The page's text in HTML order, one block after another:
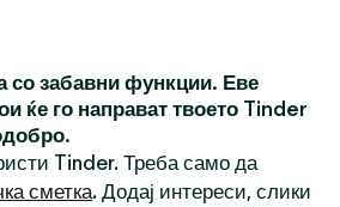
со забавни функции. Еве
ќе го направат твоето Tinder
Tinder. Треба само да
сметка. Додај интереси, слики